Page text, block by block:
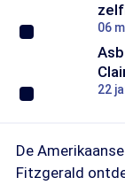
06
22
De
Fitzgerald